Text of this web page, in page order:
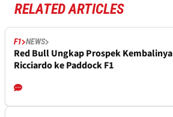
RELATED ARTICLES
F1 NEWS
Red Bull Ungkap Prospek Kembalinya
Ricciardo ke Paddock F1